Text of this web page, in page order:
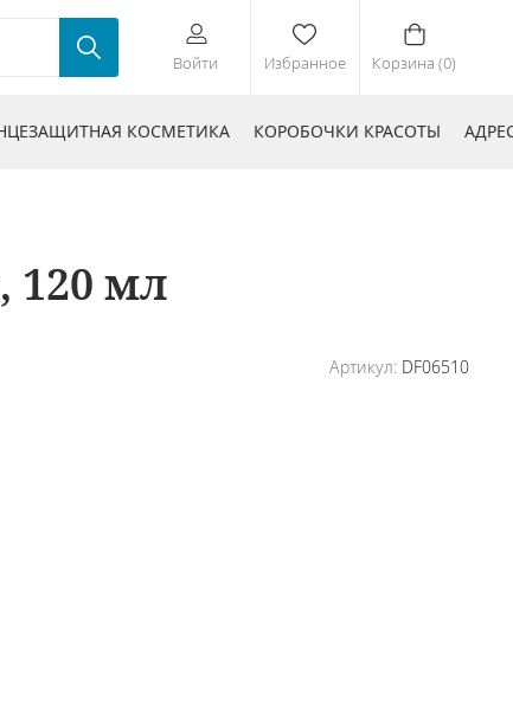
Войти Избранное Корзина (0)
КОСМЕТИКА КОРОБОЧКИ КРАСОТЫ
120 мл
Артикул: DF06510